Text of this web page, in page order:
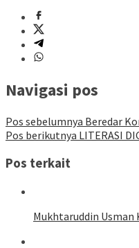
Navigasi pos
Pos sebelumnya Beredar
Pos berikutnya LITERASI
Pos terkait
Mukhtaruddin Usman